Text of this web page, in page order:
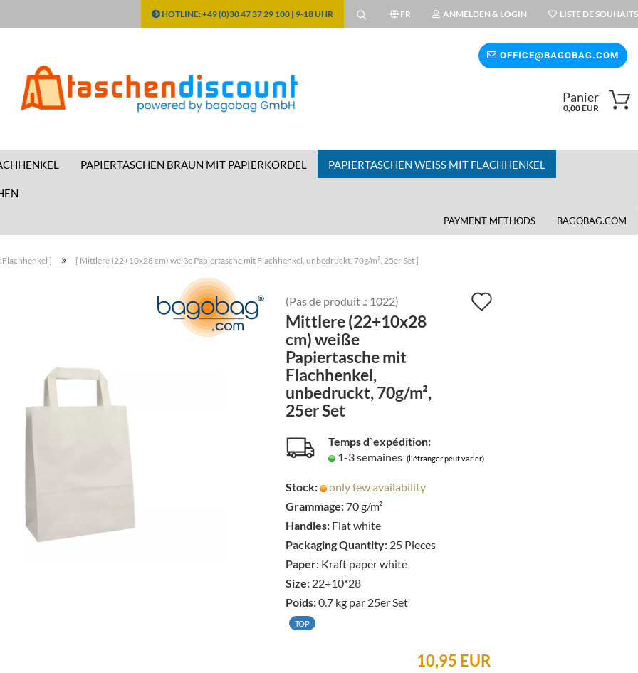
HOTLINE: +49 (0)30 47 37 29 100 | 9-18 UHR FR
Changer de devise
Emplacement
ANMELDEN & LOGIN LISTE DE SOUHAITS
OFFICE@BAGOBAG.COM
Panier
0,00 EUR
PAPIERTASCHEN BRAUN MIT PAPIERKORDEL PAPIERTASCHEN WEISS MIT FLACHHENKEL
PAYMENT METHODS BAGOBAG.COM
] » [ Mittlere (22+10x28 cm) weiße Papiertasche mit Flachhenkel, unbedruckt, 70g/m², 25er Set ]
(Pas de produit .: 1022)
Mittlere (22+10x28
cm) weiße
Papiertasche mit
Flachhenkel,
unbedruckt, 70g/m²,
25er Set
Temps d`expédition:
1-3 semaines (l`étranger peut varier)
Stock:
only few availability
Grammage:70 g/m²
Handles: Flat white
Packaging Quantity: 25 Pieces
Paper: Kraft paper white
Size: 22+10*28
Poids:0.7kg par 25er Set
TOP
10,95 EUR